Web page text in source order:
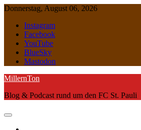
Skip
content
Donnerstag, August 06, 2026
Instagram
Facebook
YouTube
BlueSky
Mastodon
MillernTon
Blog & Podcast rund um den FC St. Pauli